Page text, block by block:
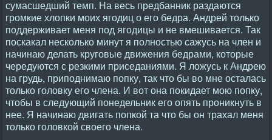
сумасшедший темп. На весь предбанник раздаются
громкие хлопки моих ягодиц о его бедра. Андрей только
поддерживает меня под ягодицы и не вмешивается. Так
поскакал несколько минут я полностью сажусь на член и
начинаю делать круговые движения бедрами, которые
чередуются с резкими приседаниями. Я ложусь к Андрею
на грудь, приподнимаю попку, так что бы во мне осталась
только головку его члена. И вот она покидает мою попку,
чтобы в следующий понедельник его опять проникнуть в
нее. Я начинаю двигать попкой та что бы он трахал меня
только головкой своего члена.